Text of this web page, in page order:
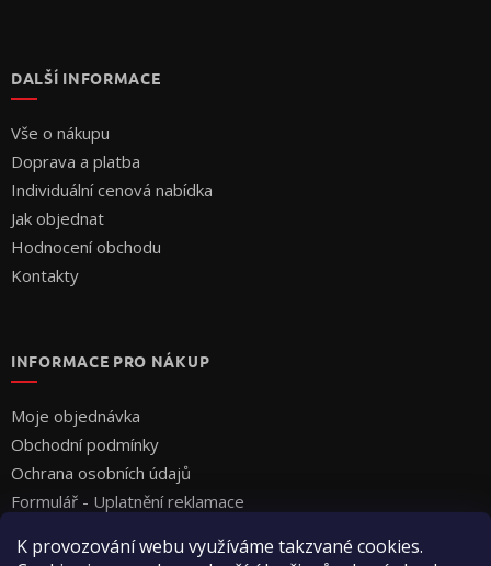
K provozování webu využíváme takzvané cookies.
DALŠÍ INFORMACE
Vše o nákupu
Doprava a platba
Individuální cenová nabídka
Jak objednat
Hodnocení obchodu
Kontakty
INFORMACE PRO NÁKUP
Moje objednávka
Obchodní podmínky
Ochrana osobních údajů
Formulář - Uplatnění reklamace